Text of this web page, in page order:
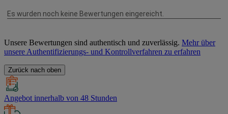
Unsere Bewertungen sind authentisch und zuverlässig. Mehr über
unsere Authentifizierungs- und Kontrollverfahren zu erfahren
Zurück nach oben
Angebot innerhalb von 48 Stunden